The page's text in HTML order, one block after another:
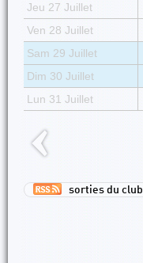
Jeu 27 Juillet
Ven 28 Juillet
Sam 29 Juillet
Dim 30 Juillet
Lun 31 Juillet
sorties du club